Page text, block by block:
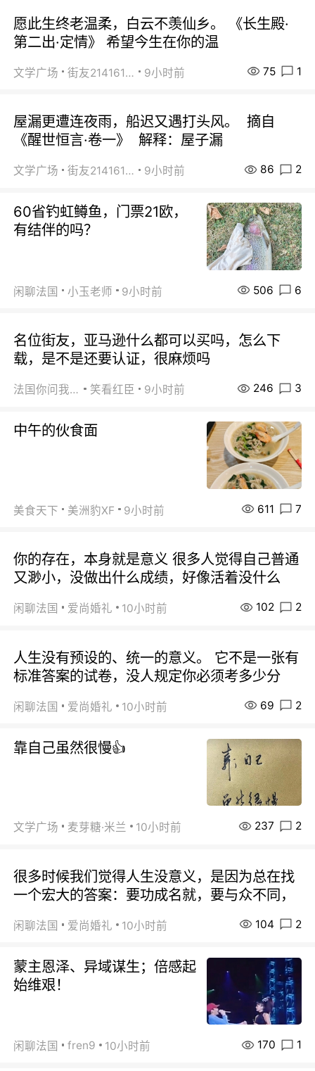
愿此生终老温柔，白云不羡仙乡。 《长生殿·
第二出·定情》 希望今生在你的温
文学广场 街友21416156 9小时前 75 1
屋漏更遭连夜雨，船迟又遇打头风。 摘自
《醒世恒言·卷一》 解释：屋子漏
文学广场 街友21416156 9小时前 86 2
60省钓虹鳟鱼，门票21欧，
有结伴的吗？
闲聊法国 小玉老师 9小时前 506 6
名位街友，亚马逊什么都可以买吗，怎么下
载，是不是还要认证，很麻烦吗
法国你问我答 笑看红臣 9小时前 246 3
中午的伙食面
美食天下 美洲豹XF 9小时前 611 7
你的存在，本身就是意义 很多人觉得自己普通
又渺小，没做出什么成绩，好像活着没什么
闲聊法国 爱尚婚礼 10小时前 102 2
人生没有预设的、统一的意义。 它不是一张有
标准答案的试卷，没人规定你必须考多少分
闲聊法国 爱尚婚礼 10小时前 69 2
靠自己虽然很慢👍
文学广场 麦芽糖·米兰 10小时前 237 2
很多时候我们觉得人生没意义，是因为总在找
一个宏大的答案：要功成名就，要与众不同，
闲聊法国 爱尚婚礼 10小时前 104 2
蒙主恩泽、异域谋生；倍感起
始维艰！
闲聊法国 fren9 10小时前 170 1